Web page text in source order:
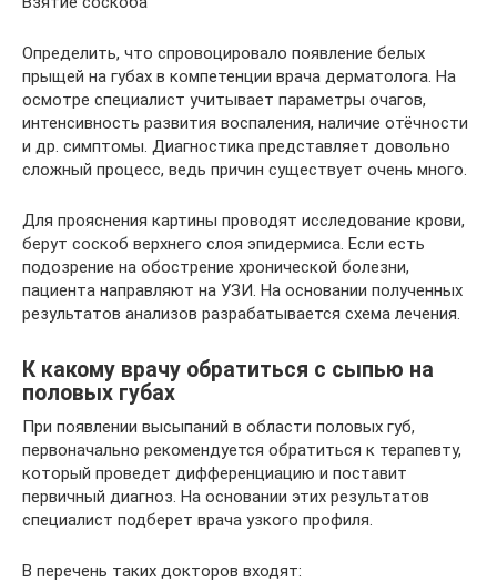
Определить, что спровоцировало появление белых
прыщей на губах в компетенции врача дерматолога. На
осмотре специалист учитывает параметры очагов,
интенсивность развития воспаления, наличие отёчности
и др. симптомы. Диагностика представляет довольно
сложный процесс, ведь причин существует очень много.
Для прояснения картины проводят исследование крови,
берут соскоб верхнего слоя эпидермиса. Если есть
подозрение на обострение хронической болезни,
пациента направляют на УЗИ. На основании полученных
результатов анализов разрабатывается схема лечения.
К какому врачу обратиться с сыпью на
половых губах
При появлении высыпаний в области половых губ,
первоначально рекомендуется обратиться к терапевту,
который проведет дифференциацию и поставит
первичный диагноз. На основании этих результатов
специалист подберет врача узкого профиля.
В перечень таких докторов входят: